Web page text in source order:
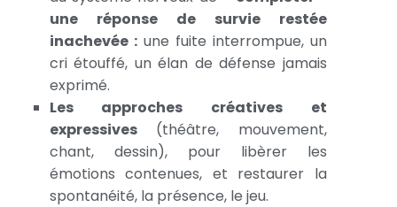
une réponse de survie restée
inachevée:une fuite interrompue, un
cri étouffé, un élan de défense jamais
exprimé.
Les approches créatives et
expressives(théâtre, mouvement,
chant, dessin), pour libèrer les
émotions contenues, et restaurer la
spontanéité, la présence, le jeu.